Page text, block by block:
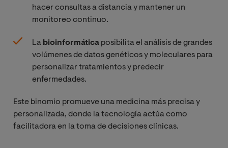
hacer consultas a distancia y mantener un
monitoreo continuo.
La bioinformática posibilita el análisis de grandes
volúmenes de datos genéticos y moleculares para
personalizar tratamientos y predecir
enfermedades.
Este binomio promueve una medicina más precisa y
personalizada, donde la tecnología actúa como
facilitadora en la toma de decisiones clínicas.